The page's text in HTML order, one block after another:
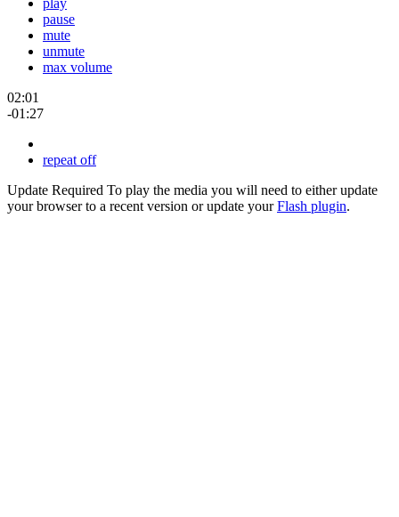
pause
mute
unmute
max volume
02:01
-01:27
repeat off
Update Required To play the media you will need to either update
your browser to a recent version or update yourFlash plugin.